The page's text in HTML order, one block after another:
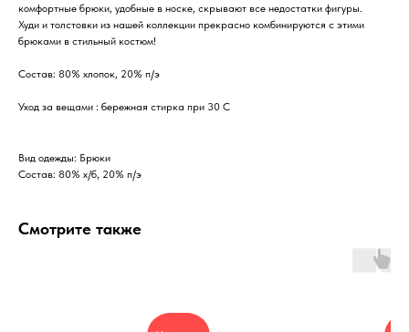
комфортные брюки, удобные в носке, скрывают все недостатки фигуры.
Худи и толстовки из нашей коллекции прекрасно комбинируются с этими
брюками в стильный костюм!
Состав: 80% хлопок, 20% п/э
Уход за вещами : бережная стирка при 30 С
Вид одежды: Брюки
Состав: 80% х/б, 20% п/э
Смотрите также